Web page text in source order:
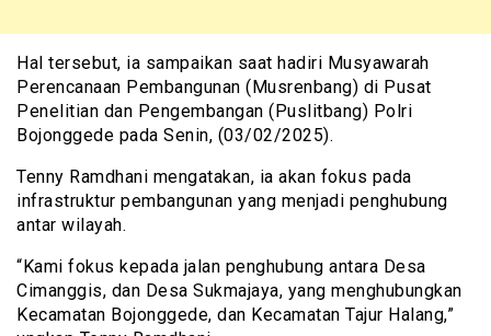
Hal tersebut, ia sampaikan saat hadiri Musyawarah
Perencanaan Pembangunan (Musrenbang) di Pusat
Penelitian dan Pengembangan (Puslitbang) Polri
Bojonggede pada Senin, (03/02/2025).
Tenny Ramdhani mengatakan, ia akan fokus pada
infrastruktur pembangunan yang menjadi penghubung
antar wilayah.
“Kami fokus kepada jalan penghubung antara Desa
Cimanggis, dan Desa Sukmajaya, yang menghubungkan
Kecamatan Bojonggede, dan Kecamatan Tajur Halang,”